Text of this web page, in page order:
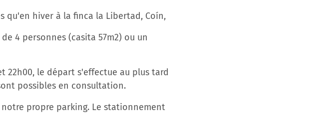
qu'en hiver à la finca la Libertad, Coín,
4 personnes (casita 57m2) ou un
22h00, le départ s'effectue au plus tard
possibles en consultation.
propre parking. Le stationnement